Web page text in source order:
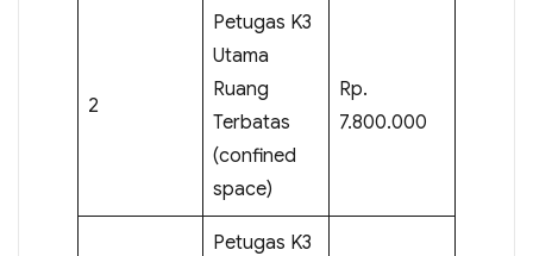
2
Petugas K3
Utama
Ruang
Terbatas
(confined
space)
Rp.
7.800.000
Petugas K3